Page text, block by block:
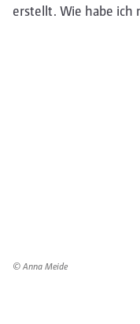
erstellt. Wie habe ich
© Anna Meide